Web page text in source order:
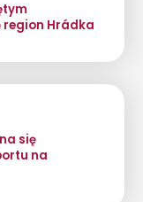
Hrádka
się
na